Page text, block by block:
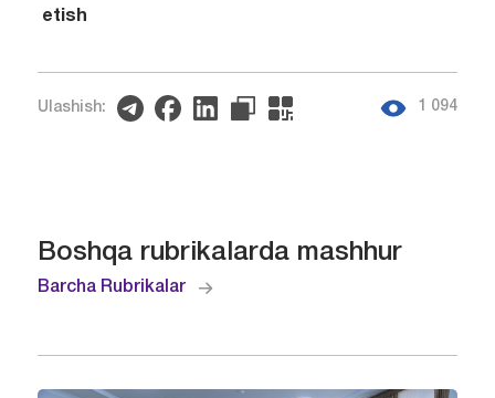
etish
Ulashish: 1 094
Boshqa rubrikalarda mashhur
Barcha Rubrikalar